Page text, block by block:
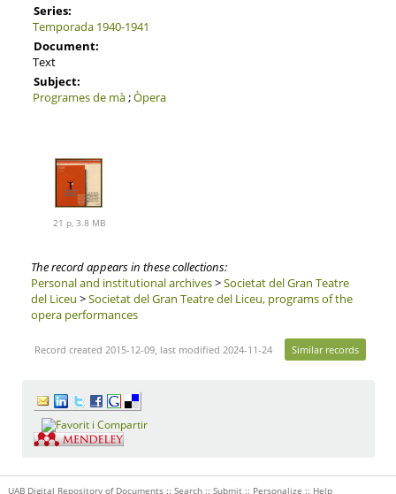
Series:
Temporada 1940-1941
Document:
Text
Subject:
Programes de mà;Òpera
21 p, 3.8 MB
The record appears in these collections:
Personal and institutional archives>Societat del Gran Teatre
del Liceu >Societat del Gran Teatre del Liceu, programs of the
opera performances
Record created 2015-12-09, last modified 2024-11-24 Similar records
UAB Digital Repository of Documents :: Search:: Submit:: Personalize :: Help